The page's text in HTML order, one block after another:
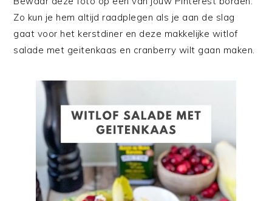
Zo kun je hem altijd raadplegen als je aan de slag
gaat voor het kerstdiner en deze makkelijke witlof
salade met geitenkaas en cranberry wilt gaan maken.